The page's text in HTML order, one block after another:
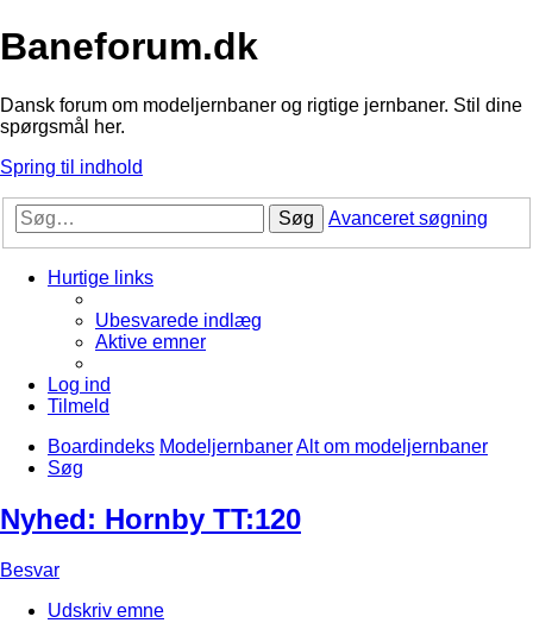
Baneforum.dk
Dansk forum om modeljernbaner og rigtige jernbaner. Stil dine
spørgsmål her.
Spring til indhold
Søg Avanceret søgning
Hurtige links
Ubesvarede indlæg
Aktive emner
Log ind
Tilmeld
Boardindeks ModeljernbanerAlt om modeljernbaner
Søg
Nyhed: Hornby TT:120
Besvar
Udskriv emne